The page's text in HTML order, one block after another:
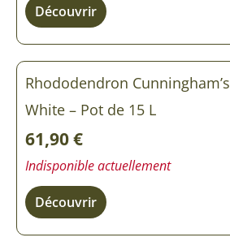
Découvrir
Rhododendron Cunningham’s
White – Pot de 15 L
61,90€
Indisponible actuellement
Découvrir